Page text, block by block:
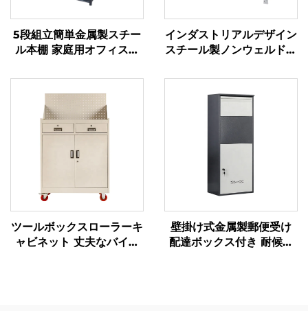
5段組立簡単金属製スチー
ル本棚 家庭用オフィス用
ール収納棚ラック
インダストリアルデザイン
スチール製ノンウェルド収
レージ用棚 中量級金属棚
ツールボックスローラーキ
ャビネット 丈夫なバイク
壁掛け式金属製郵便受け
配達ボックス付き 耐候性